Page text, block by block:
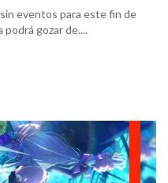
eventos para este fin de
gozar de....